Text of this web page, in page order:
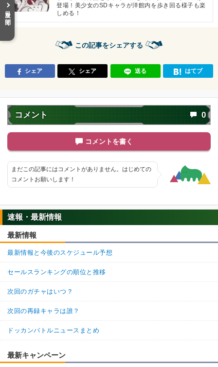
登場！美少女のSDキャラが洋館内を歩き回る様子も楽
しめる！
この記事をシェアする
シェア シェア 送る はてブ
コメント 0
コメントを書く
まだこの記事にはコメントがありません。はじめての
コメントお願いします！
目次を開く
速報・最新情報
最新情報
最新情報と今後のスケジュール予想
セールスランキングの順位と推移
次回のガチャはいつ？
次回の再録キャラは誰？
ドッカンバトルニュースまとめ
最新キャンペーン